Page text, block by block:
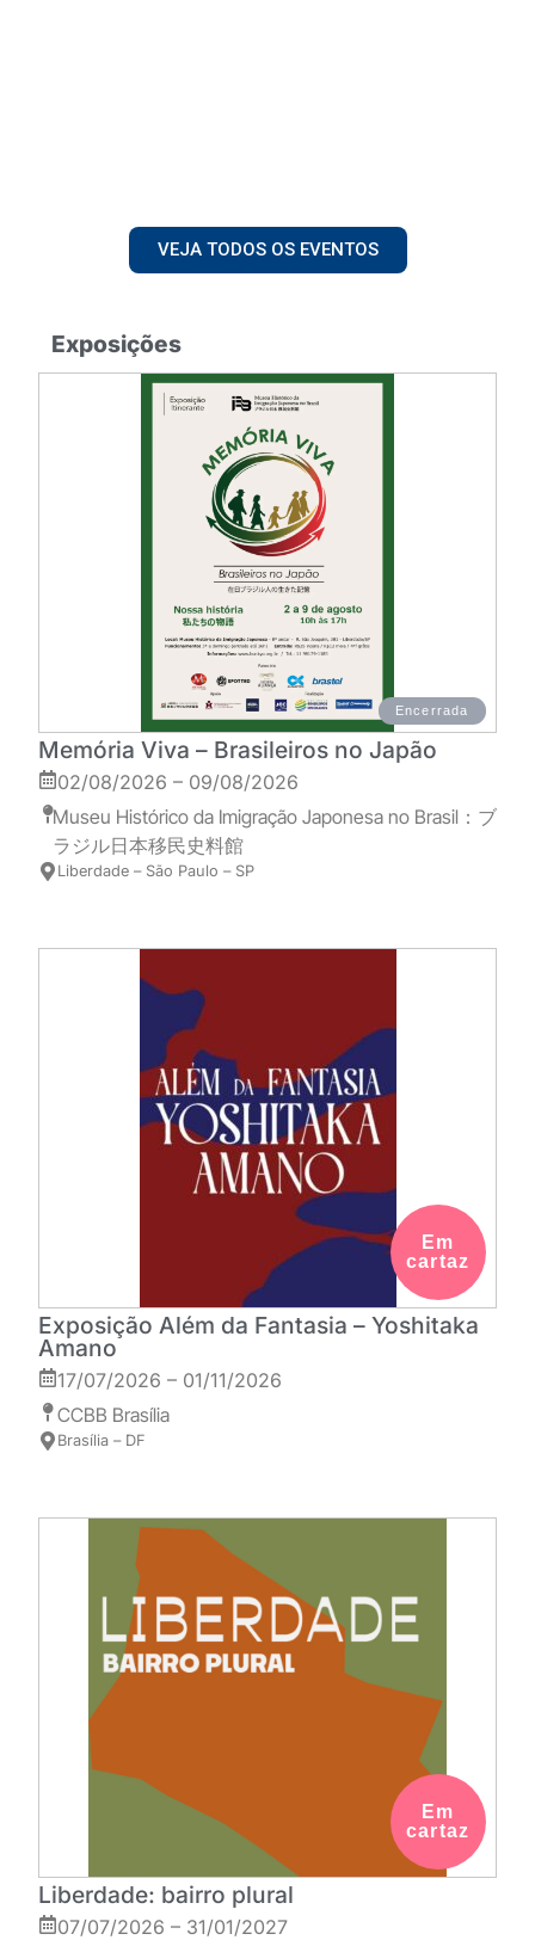
VEJA TODOS OS EVENTOS
Exposições
Encerrada
Memória Viva – Brasileiros no Japão
02/08/2026 – 09/08/2026
Museu Histórico da Imigração Japonesa no Brasil：ブ
ラジル日本移民史料館
Liberdade – São Paulo – SP
Em
cartaz
Exposição Além da Fantasia – Yoshitaka
Amano
17/07/2026 – 01/11/2026
CCBB Brasília
Brasília – DF
Em
cartaz
Liberdade: bairro plural
07/07/2026 – 31/01/2027